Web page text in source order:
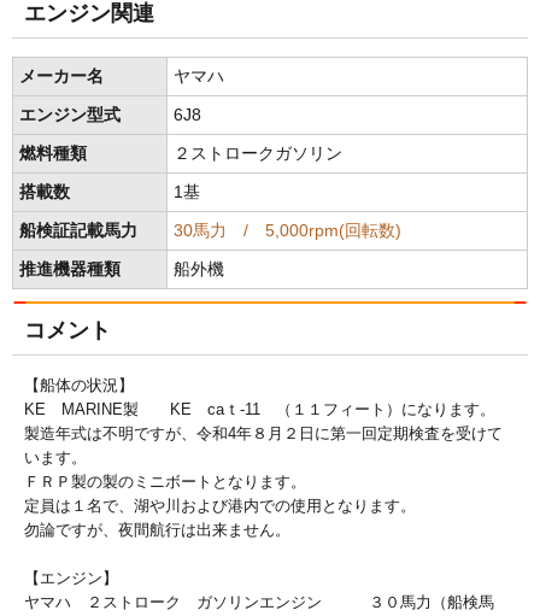
エンジン関連
メーカー名 ヤマハ
エンジン型式 6J8
燃料種類 ２ストロークガソリン
搭載数 1基
船検証記載馬力 30馬力 / 5,000rpm(回転数)
推進機器種類 船外機
コメント
【船体の状況】
KE MARINE製 KE caｔ-11 （１１フィート）になります。
製造年式は不明ですが、令和4年８月２日に第一回定期検査を受けて
います。
ＦＲＰ製の製のミニボートとなります。
定員は１名で、湖や川および港内での使用となります。
勿論ですが、夜間航行は出来ません。
【エンジン】
ヤマハ ２ストローク ガソリンエンジン ３０馬力（船検馬